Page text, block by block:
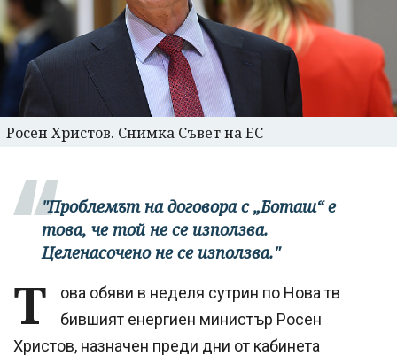
Росен Христов. Снимка Съвет на ЕС
"Проблемът на договора с „Боташ“ е
това, че той не се използва.
Целенасочено не се използва."
Т
ова обяви в неделя сутрин по Нова тв
бившият енергиен министър Росен
Христов, назначен преди дни от кабинета